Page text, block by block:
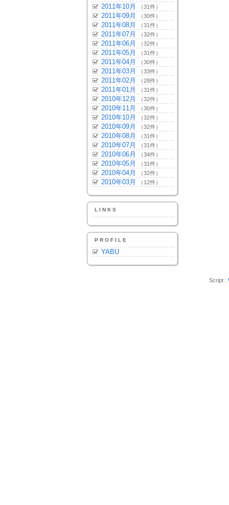
2011年10月 （31件）
2011年09月 （30件）
2011年08月 （31件）
2011年07月 （32件）
2011年06月 （32件）
2011年05月 （31件）
2011年04月 （30件）
2011年03月 （33件）
2011年02月 （28件）
2011年01月 （31件）
2010年12月 （32件）
2010年11月 （30件）
2010年10月 （32件）
2010年09月 （32件）
2010年08月 （31件）
2010年07月 （31件）
2010年06月 （34件）
2010年05月 （31件）
2010年04月 （32件）
2010年03月 （12件）
LINKS
PROFILE
YABU
Script :